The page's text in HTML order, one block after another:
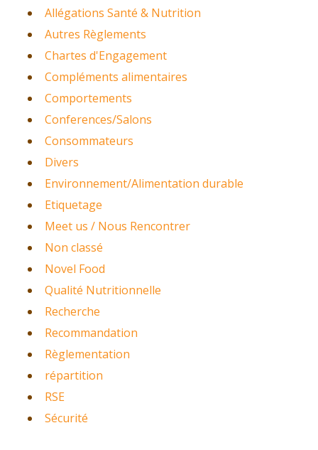
Allégations Santé & Nutrition
Autres Règlements
Chartes d'Engagement
Compléments alimentaires
Comportements
Conferences/Salons
Consommateurs
Divers
Environnement/Alimentation durable
Etiquetage
Meet us / Nous Rencontrer
Non classé
Novel Food
Qualité Nutritionnelle
Recherche
Recommandation
Règlementation
répartition
RSE
Sécurité